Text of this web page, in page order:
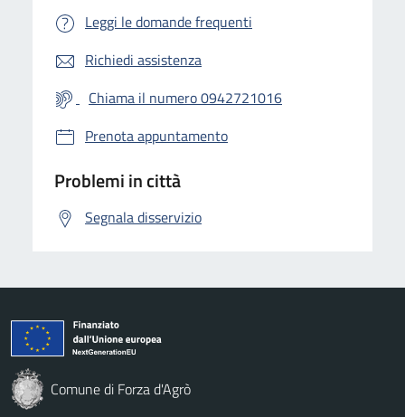
Leggi le domande frequenti
Richiedi assistenza
Chiama il numero 0942721016
Prenota appuntamento
Problemi in città
Segnala disservizio
Comune di Forza d'Agrò